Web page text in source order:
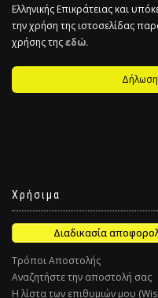
Ελληνικής Επικράτειας και
την χρήση της ιστοσελίδας
χρήσης τηςεδώ.
Χρήσιμα
Διαδικασία
Τρόποι Αποστολής
Αναζητήστε την αποστολή σας
Η λίστα των επιθυμιών μου